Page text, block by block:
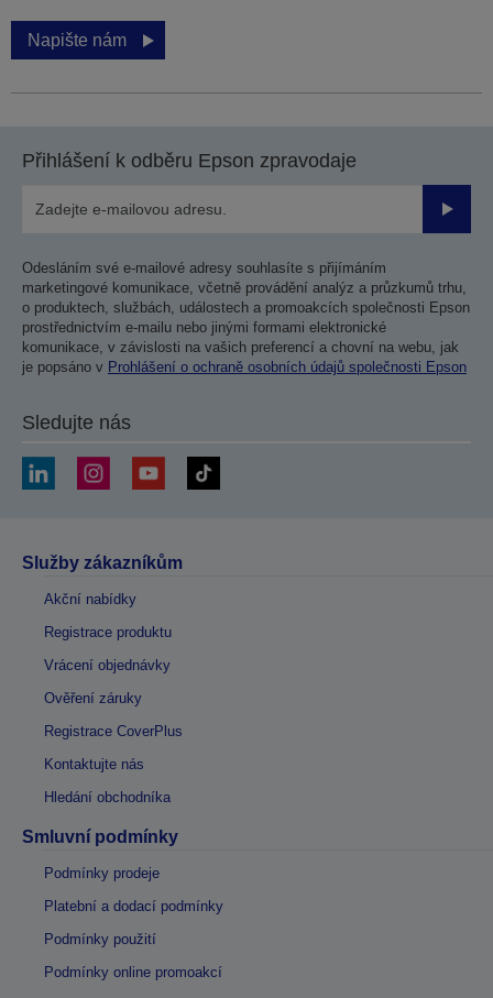
Napište nám
Přihlášení k odběru Epson zpravodaje
Odesláním své e-mailové adresy souhlasíte s přijímáním
marketingové komunikace, včetně provádění analýz a průzkumů trhu,
o produktech, službách, událostech a promoakcích společnosti Epson
prostřednictvím e-mailu nebo jinými formami elektronické
komunikace, v závislosti na vašich preferencí a chovní na webu, jak
je popsáno v Prohlášení o ochraně osobních údajů společnosti Epson
Sledujte nás
Služby zákazníkům
Akční nabídky
Registrace produktu
Vrácení objednávky
Ověření záruky
Registrace CoverPlus
Kontaktujte nás
Hledání obchodníka
Smluvní podmínky
Podmínky prodeje
Platební a dodací podmínky
Podmínky použití
Podmínky online promoakcí